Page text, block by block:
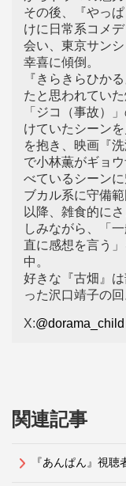
その後、『やっ
けに日常系コメ
会い、東京サン
幸喜に傾倒。
『きらきらひか
たと思われてい
「ジコ（事故）
けていたシーン
を抱き、映画『
で小林薫がギョ
べているシーン
ブカル系に守備範
以降、雑食的に
しみながら、「
直に感想を言う
中。
好きな『古畑』
った沢口靖子の回
X:@dorama_child
関連記事
『あんぱん』視